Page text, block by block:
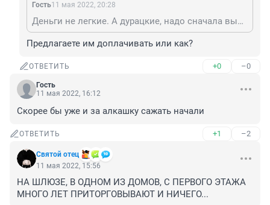
Гость11 мая 2022, 20:28
Деньги не легкие. А дурацкие, надо сначала выкопать лунку обкакаться, потом раскидать закладки, еще раз обкакаться, и получить за закладку 400 рублей. Вот и считайте насколько они легкие.
Предлагаете им доплачивать или как?
ОТВЕТИТЬ +0 –0
Гость
11 мая 2022, 16:12
Скорее бы уже и за алкашку сажать начали
ОТВЕТИТЬ +1 –2
Святой отец
11 мая 2022, 15:56
НА ШЛЮЗЕ, В ОДНОМ ИЗ ДОМОВ, С ПЕРВОГО ЭТАЖА
МНОГО ЛЕТ ПРИТОРГОВЫВАЮТ И НИЧЕГО...